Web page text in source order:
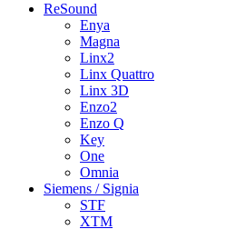
ReSound
Enya
Magna
Linx2
Linx Quattro
Linx 3D
Enzo2
Enzo Q
Key
One
Omnia
Siemens / Signia
STF
XTM